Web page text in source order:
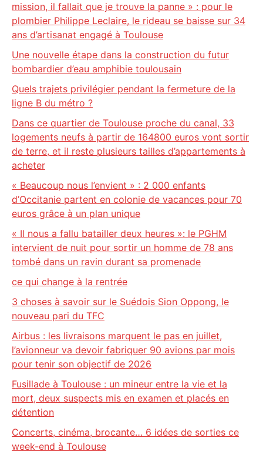
mission, il fallait que je trouve la panne » : pour le
plombier Philippe Leclaire, le rideau se baisse sur 34
ans d’artisanat engagé à Toulouse
Une nouvelle étape dans la construction du futur
bombardier d’eau amphibie toulousain
Quels trajets privilégier pendant la fermeture de la
ligne B du métro ?
Dans ce quartier de Toulouse proche du canal, 33
logements neufs à partir de 164800 euros vont sortir
de terre, et il reste plusieurs tailles d’appartements à
acheter
« Beaucoup nous l’envient » : 2 000 enfants
d’Occitanie partent en colonie de vacances pour 70
euros grâce à un plan unique
« Il nous a fallu batailler deux heures »: le PGHM
intervient de nuit pour sortir un homme de 78 ans
tombé dans un ravin durant sa promenade
ce qui change à la rentrée
3 choses à savoir sur le Suédois Sion Oppong, le
nouveau pari du TFC
Airbus : les livraisons marquent le pas en juillet,
l’avionneur va devoir fabriquer 90 avions par mois
pour tenir son objectif de 2026
Fusillade à Toulouse : un mineur entre la vie et la
mort, deux suspects mis en examen et placés en
détention
Concerts, cinéma, brocante… 6 idées de sorties ce
week-end à Toulouse